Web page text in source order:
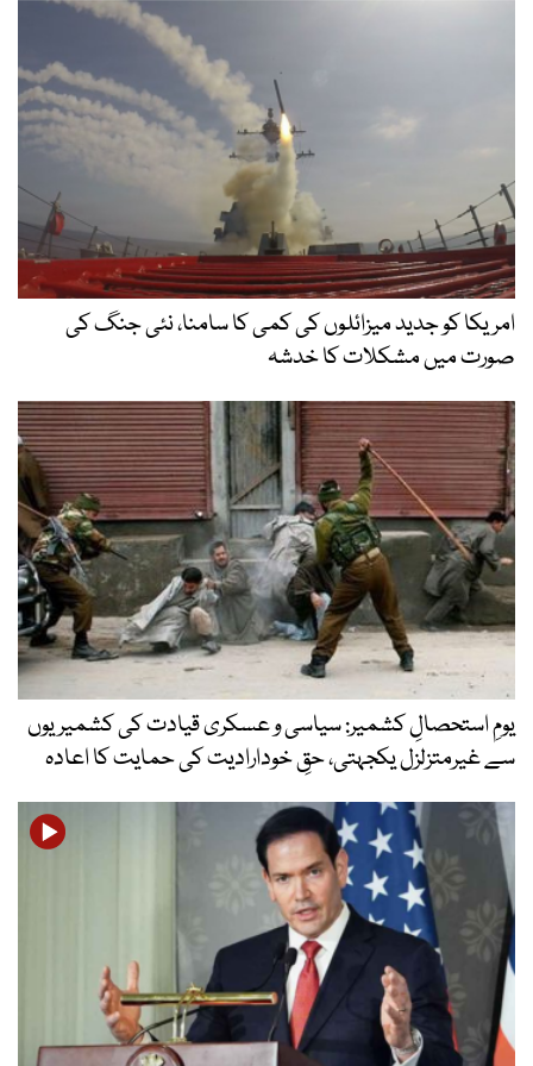
کی کمی کا سامنا، نئی جنگ کی
کا خدشہ
سیاسی و عسکری قیادت کی کشمیریوں
حقِ خودارادیت کی حمایت کا اعادہ